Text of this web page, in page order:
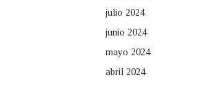
julio 2024
junio 2024
mayo 2024
abril 2024